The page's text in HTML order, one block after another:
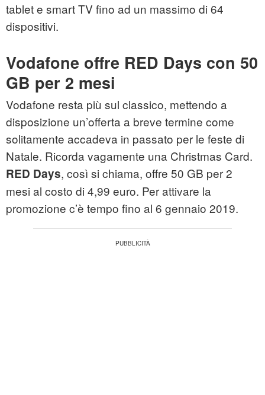
tablet e smart TV fino ad un massimo di 64
dispositivi.
Vodafone offre RED Days con 50
GB per 2 mesi
Vodafone resta più sul classico, mettendo a
disposizione un’offerta a breve termine come
solitamente accadeva in passato per le feste di
Natale. Ricorda vagamente una Christmas Card.
RED Days, così si chiama, offre 50 GB per 2
mesi al costo di 4,99 euro. Per attivare la
promozione c’è tempo fino al 6 gennaio 2019.